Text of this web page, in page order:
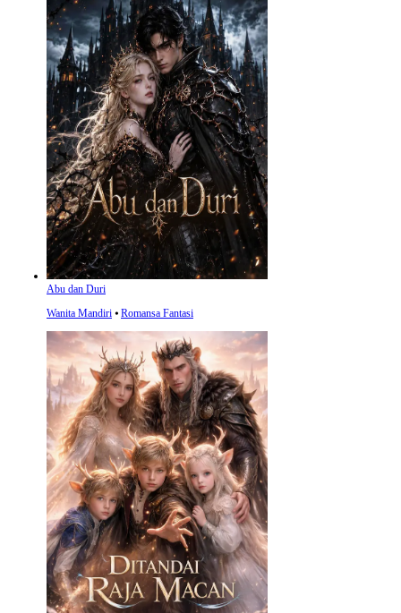
Abu dan Duri
Wanita Mandiri ⦁ Romansa Fantasi